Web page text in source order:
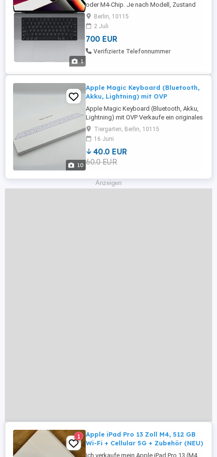
1
oder M4-Chip. Je nach Modell, Zustand
und Ausstattung würde ich zwischen 400
und 700 bezahlen.
Berlin, 10115
2 Juli
700 EUR
Verifizierte Telefonnummer
10
Apple Magic Keyboard (Bluetooth,
Akku, Lightning) mit OVP
Apple Magic Keyboard (Bluetooth, Akku,
Lightning) mit OVP Verkaufe ein originales
Apple Magic Keyboard in sehr gutem
Zustand. Die Tastatur funktioniert
einwandfrei und wurde stets pfleglich
behandelt. Details: Original Apple Magic
Keyboard Kabellos via Bluetooth
Tiergarten, Berlin, 10115
16 Juni
40.0 EUR
60.0 EUR
Anzeigen
1
Apple iPad Pro 13 Zoll M4, 512 GB
Wi-Fi + Cellular 5G + Zubehör (NEU)
Ich verkaufe mein Apple iPad Pro 13 (M4,